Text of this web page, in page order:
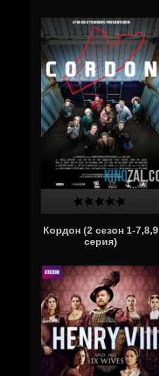
Кордон (2 сезон 1-7,8,9
серия)